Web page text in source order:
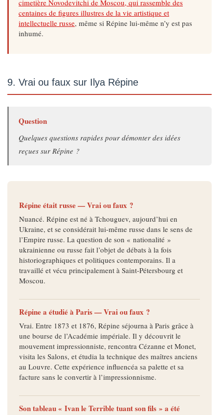
cimetière Novodevitchi de Moscou, qui rassemble des
centaines de figures illustres de la vie artistique et
intellectuelle russe, même si Répine lui-même n’y est pas
inhumé.
9. Vrai ou faux sur Ilya Répine
Question
Quelques questions rapides pour démonter des idées
reçues sur Répine ?
Répine était russe — Vrai ou faux ?
Nuancé. Répine est né à Tchouguev, aujourd’hui en
Ukraine, et se considérait lui-même russe dans le sens de
l’Empire russe. La question de son « nationalité »
ukrainienne ou russe fait l’objet de débats à la fois
historiographiques et politiques contemporains. Il a
travaillé et vécu principalement à Saint-Pétersbourg et
Moscou.
Répine a étudié à Paris — Vrai ou faux ?
Vrai. Entre 1873 et 1876, Répine séjourna à Paris grâce à
une bourse de l’Académie impériale. Il y découvrit le
mouvement impressionniste, rencontra Cézanne et Monet,
visita les Salons, et étudia la technique des maîtres anciens
au Louvre. Cette expérience influencéa sa palette et sa
facture sans le convertir à l’impressionnisme.
Son tableau « Ivan le Terrible tuant son fils » a été